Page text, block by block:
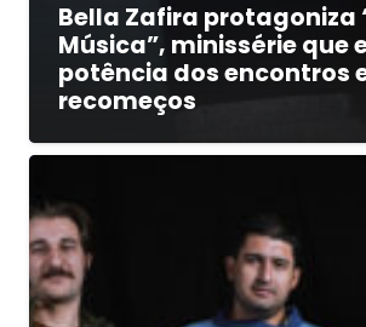
Bella Zafira protagoniza
Música”, minissérie que
potência dos encontros
recomeços